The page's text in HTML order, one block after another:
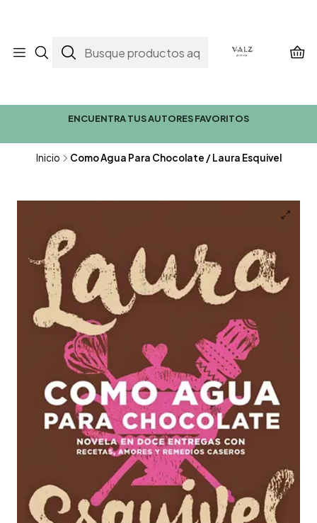
ENCUENTRA TUS AUTORES FAVORITOS
Inicio Como Agua Para Chocolate / Laura Esquivel